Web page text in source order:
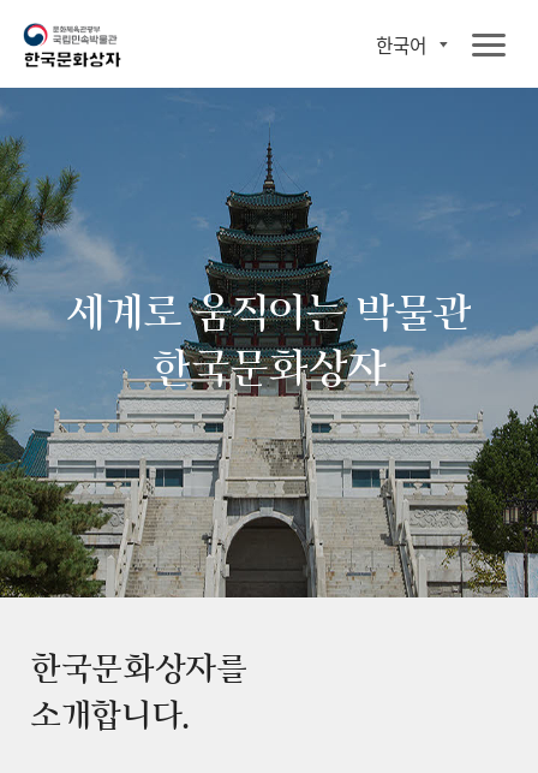
한국어
세계로 움직이는 박물관
한국문화상자
한국문화상자를
소개합니다.